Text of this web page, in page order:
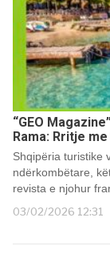
“GEO
Rama: Rritje
Shqipëria turistike
ndërkombëtare,
revista e njohur
03/02/2026 12:31